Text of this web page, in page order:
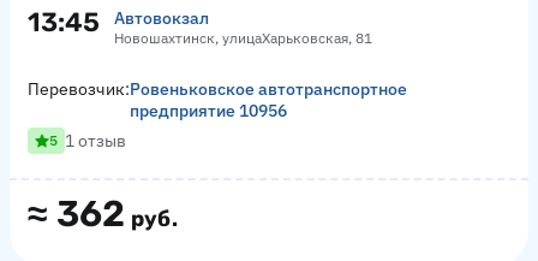
13:45 Автовокзал
Новошахтинск, улицаХарьковская, 81
≈ 362 руб.
Перевозчик:Ровеньковское автотранспортное
предприятие 10956
5 1 отзыв